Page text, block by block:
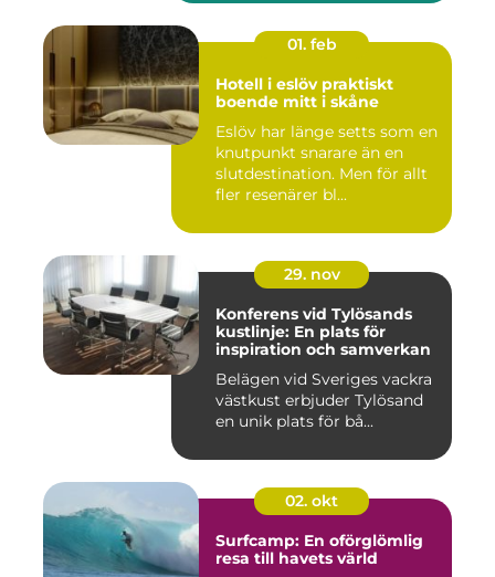
01. feb
Hotell i eslöv praktiskt
boende mitt i skåne
Eslöv har länge setts som en
knutpunkt snarare än en
slutdestination. Men för allt
fler resenärer bl...
29. nov
Konferens vid Tylösands
kustlinje: En plats för
inspiration och samverkan
Belägen vid Sveriges vackra
västkust erbjuder Tylösand
en unik plats för bå...
02. okt
Surfcamp: En oförglömlig
resa till havets värld